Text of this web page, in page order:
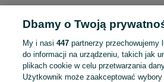
Dbamy o Twoją
My i nasi447 partnerzy przechowujemy
do informacji na urządzeniu, takich jak
plikach cookie w celu przetwarzania
Użytkownik może zaakceptować